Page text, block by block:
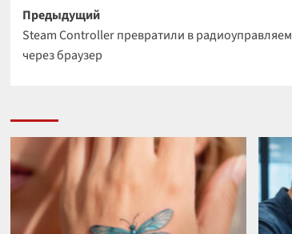
Навигация
записи
Предыдущий
Steam Controller превратили в
через браузер